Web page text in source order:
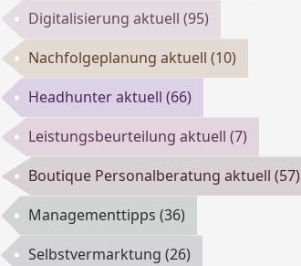
Digitalisierung aktuell (95)
Nachfolgeplanung aktuell (10)
Headhunter aktuell (66)
Leistungsbeurteilung aktuell (7)
Boutique Personalberatung aktuell (57)
Managementtipps (36)
Selbstvermarktung (26)